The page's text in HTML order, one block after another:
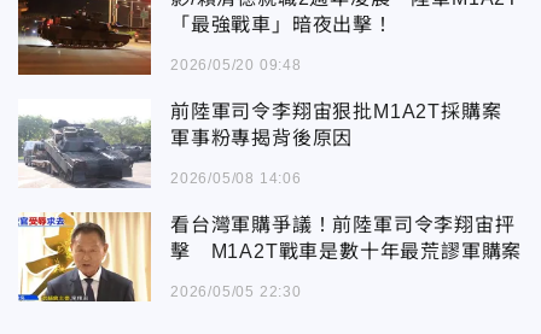
「最強戰車」暗夜出擊！
2026/05/20 09:48
前陸軍司令李翔宙狠批M1A2T採購案
軍事粉專揭背後原因
2026/05/08 14:06
看台灣軍購爭議！前陸軍司令李翔宙抨
擊 M1A2T戰車是數十年最荒謬軍購案
2026/05/05 22:30